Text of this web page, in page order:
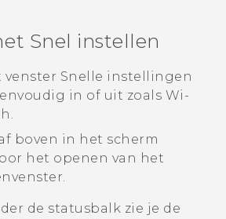
accessoires
Snel instellen
venster Snelle instellingen
in of uit zoals Wi‍-
.
boven in het scherm
het openen van het
de statusbalk zie je de